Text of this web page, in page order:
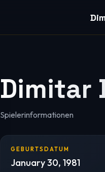
Dimitar
Spielerinformationen
GEBURTSDATUM
January 30, 1981